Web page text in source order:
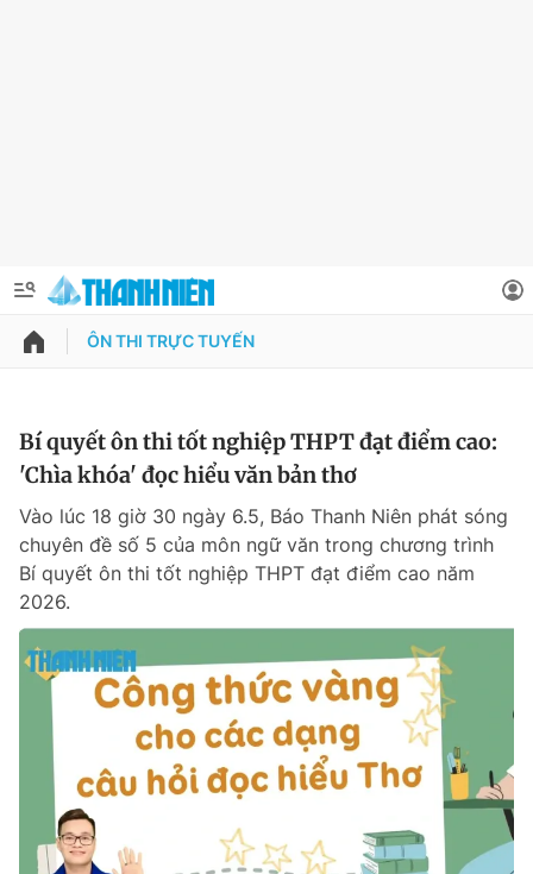
QUẢNG CÁO
Chuyên mục khác
Chào ngày mới
Tin thị trường Tin 360
Video Magazine
Sản phẩm khác
Thông tin tài khoản
Đổi mật khẩu
Tin đã lưu
Tin đã xem
Đăng xuất
ÔN THI TRỰC TUYẾN
Bí quyết ôn thi tốt nghiệp THPT đạt điểm cao:
'Chìa khóa' đọc hiểu văn bản thơ
Vào lúc 18 giờ 30 ngày 6.5, Báo Thanh Niên phát sóng
chuyên đề số 5 của môn ngữ văn trong chương trình
Bí quyết ôn thi tốt nghiệp THPT đạt điểm cao năm
2026.